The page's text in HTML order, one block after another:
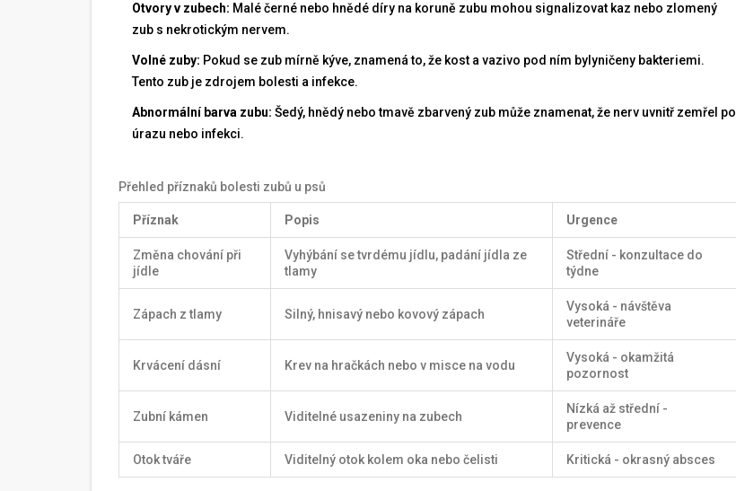
Otvory v zubech: Malé černé nebo hnědé díry na koruně zubu mohou signalizovat kaz nebo zlomený
zub s nekrotickým nervem.
Volné zuby: Pokud se zub mírně kýve, znamená to, že kost a vazivo pod ním bylyničeny bakteriemi.
Tento zub je zdrojem bolesti a infekce.
Abnormální barva zubu: Šedý, hnědý nebo tmavě zbarvený zub může znamenat, že nerv uvnitř zemřel po
úrazu nebo infekci.
Přehled příznaků bolesti zubů u psů
Příznak Popis Urgence
Změna chování při
jídle
Vyhýbání se tvrdému jídlu, padání jídla ze
tlamy
Střední - konzultace do
týdne
Zápach z tlamy Silný, hnisavý nebo kovový zápach
Vysoká - návštěva
veterináře
Krvácení dásní Krev na hračkách nebo v misce na vodu
Vysoká - okamžitá
pozornost
Zubní kámen Viditelné usazeniny na zubech
Nízká až střední -
prevence
Otok tváře Viditelný otok kolem oka nebo čelisti Kritická - okrasný absces